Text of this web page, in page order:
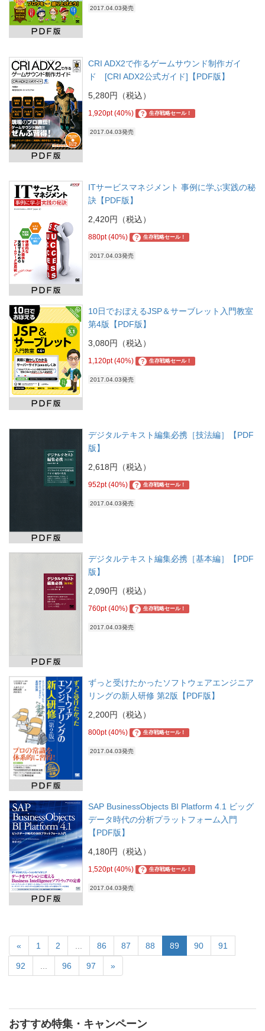
2017.04.03発売
CRI ADX2で作るゲームサウンド制作ガイ
ド [CRI ADX2公式ガイド]【PDF版】
5,280円（税込）
1,920pt (40%) ? 生存戦略セール！
2017.04.03発売
ITサービスマネジメント 事例に学ぶ実践の秘
訣【PDF版】
2,420円（税込）
880pt (40%) ? 生存戦略セール！
2017.04.03発売
10日でおぼえるJSP＆サーブレット入門教室
第4版【PDF版】
3,080円（税込）
1,120pt (40%) ? 生存戦略セール！
2017.04.03発売
デジタルテキスト編集必携［技法編］【PDF
版】
2,618円（税込）
952pt (40%) ? 生存戦略セール！
2017.04.03発売
デジタルテキスト編集必携［基本編］【PDF
版】
2,090円（税込）
760pt (40%) ? 生存戦略セール！
2017.04.03発売
ずっと受けたかったソフトウェアエンジニア
リングの新人研修 第2版【PDF版】
2,200円（税込）
800pt (40%) ? 生存戦略セール！
2017.04.03発売
SAP BusinessObjects BI Platform 4.1 ビッグ
データ時代の分析プラットフォーム入門
【PDF版】
4,180円（税込）
1,520pt (40%) ? 生存戦略セール！
2017.04.03発売
« 1 2 86 87 88 89 90 91
92 96 97 »
おすすめ特集・キャンペーン